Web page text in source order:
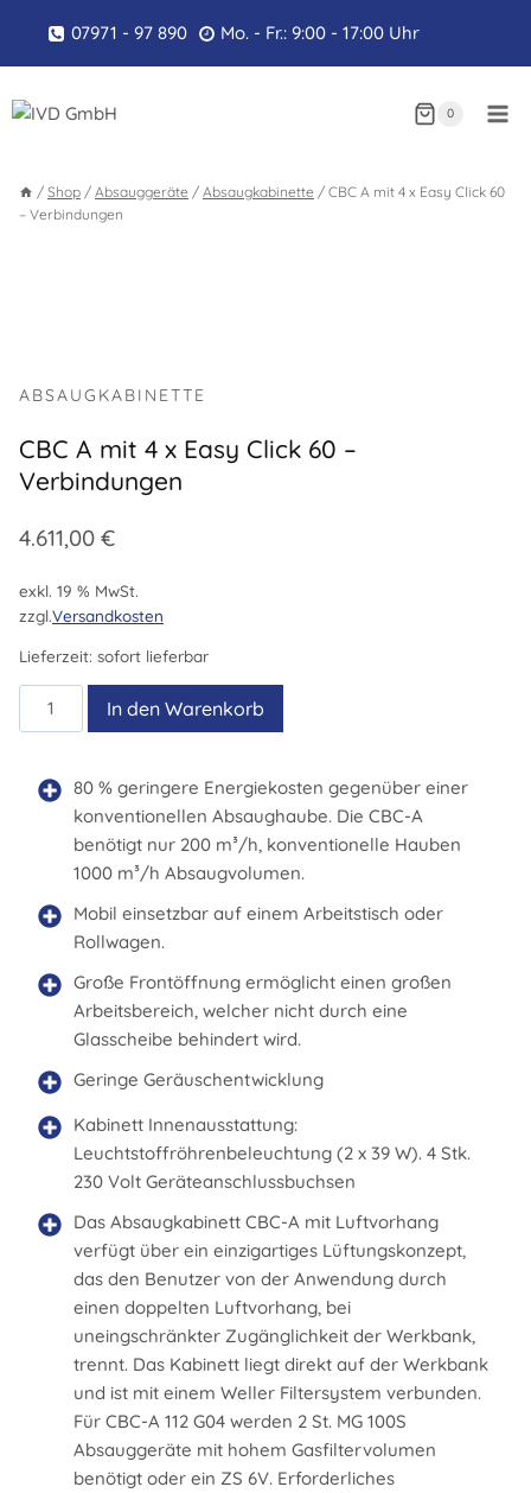
springen
07971 - 97 890 Mo. - Fr.: 9:00 - 17:00 Uhr
0
/ Shop / Absauggeräte / Absaugkabinette / CBC A mit 4 x Easy Click 60
– Verbindungen
ABSAUGKABINETTE
CBC A mit 4 x Easy Click 60 –
Verbindungen
4.611,00 €
exkl. 19 % MwSt.
zzgl.Versandkosten
Lieferzeit: sofort lieferbar
CBC
A
Verbindungen
Menge
In den Warenkorb
80 % geringere Energiekosten gegenüber einer
konventionellen Absaughaube. Die CBC-A
benötigt nur 200 m³/h, konventionelle Hauben
1000 m³/h Absaugvolumen.
Mobil einsetzbar auf einem Arbeitstisch oder
Rollwagen.
Große Frontöffnung ermöglicht einen großen
Arbeitsbereich, welcher nicht durch eine
Glasscheibe behindert wird.
Geringe Geräuschentwicklung
Kabinett Innenausstattung:
Leuchtstoffröhrenbeleuchtung (2 x 39 W). 4 Stk.
230 Volt Geräteanschlussbuchsen
Das Absaugkabinett CBC-A mit Luftvorhang
verfügt über ein einzigartiges Lüftungskonzept,
das den Benutzer von der Anwendung durch
einen doppelten Luftvorhang, bei
uneingschränkter Zugänglichkeit der Werkbank,
trennt. Das Kabinett liegt direkt auf der Werkbank
und ist mit einem Weller Filtersystem verbunden.
Für CBC-A 112 G04 werden 2 St. MG 100S
Absauggeräte mit hohem Gasfiltervolumen
benötigt oder ein ZS 6V. Erforderliches